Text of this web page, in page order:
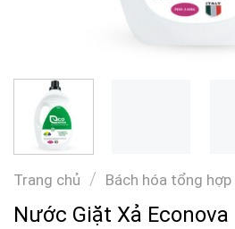
Trang chủ / Bách hóa tổng hợp
Nước Giặt Xả